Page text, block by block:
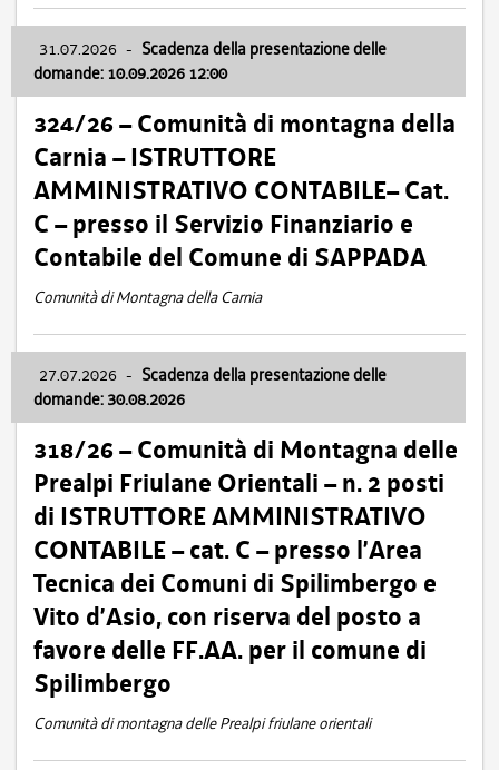
31.07.2026 - Scadenza della presentazione delle
domande: 10.09.2026 12:00
324/26 – Comunità di montagna della
Carnia – ISTRUTTORE
AMMINISTRATIVO CONTABILE– Cat.
C – presso il Servizio Finanziario e
Contabile del Comune di SAPPADA
Comunità di Montagna della Carnia
27.07.2026 - Scadenza della presentazione delle
domande: 30.08.2026
318/26 – Comunità di Montagna delle
Prealpi Friulane Orientali – n. 2 posti
di ISTRUTTORE AMMINISTRATIVO
CONTABILE – cat. C – presso l’Area
Tecnica dei Comuni di Spilimbergo e
Vito d’Asio, con riserva del posto a
favore delle FF.AA. per il comune di
Spilimbergo
Comunità di montagna delle Prealpi friulane orientali